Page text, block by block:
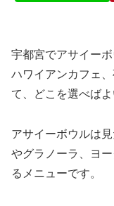
宇都宮でアサイー
ハワイアンカフェ
て、どこを選べば
アサイーボウルは
やグラノーラ、ヨ
るメニューです。